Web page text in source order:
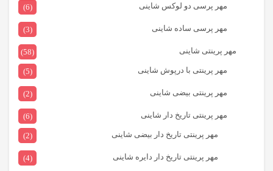
مهر پرسی دو لوکس شاینی (6)
مهر پرسی ساده شاینی (3)
مهر پرینتی شاینی
(58)
مهر پرینتی با درپوش شاینی
(5)
مهر پرینتی بیضی شاینی (2)
مهر پرینتی تاریخ دار شاینی
(6)
مهر پرینتی تاریخ دار بیضی شاینی
(2)
مهر پرینتی تاریخ دار دایره شاینی (4)